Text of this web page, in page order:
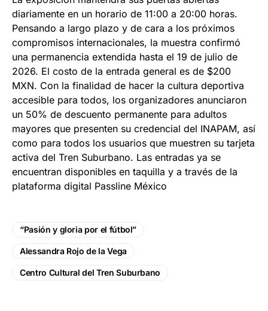
diariamente en un horario de 11:00 a 20:00 horas.
Pensando a largo plazo y de cara a los próximos
compromisos internacionales, la muestra confirmó
una permanencia extendida hasta el 19 de julio de
2026. El costo de la entrada general es de $200
MXN. Con la finalidad de hacer la cultura deportiva
accesible para todos, los organizadores anunciaron
un 50% de descuento permanente para adultos
mayores que presenten su credencial del INAPAM, así
como para todos los usuarios que muestren su tarjeta
activa del Tren Suburbano. Las entradas ya se
encuentran disponibles en taquilla y a través de la
plataforma digital Passline México
“Pasión y gloria por el fútbol”
Alessandra Rojo de la Vega
Centro Cultural del Tren Suburbano